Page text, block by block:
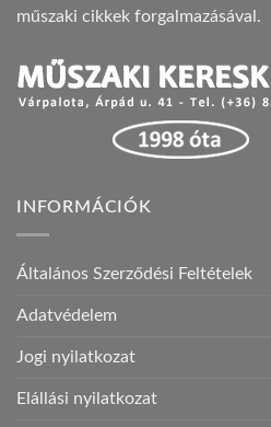
műszaki cikkek forgalmazásával.
INFORMÁCIÓK
Általános Szerződési Feltételek
Adatvédelem
Jogi nyilatkozat
Elállási nyilatkozat